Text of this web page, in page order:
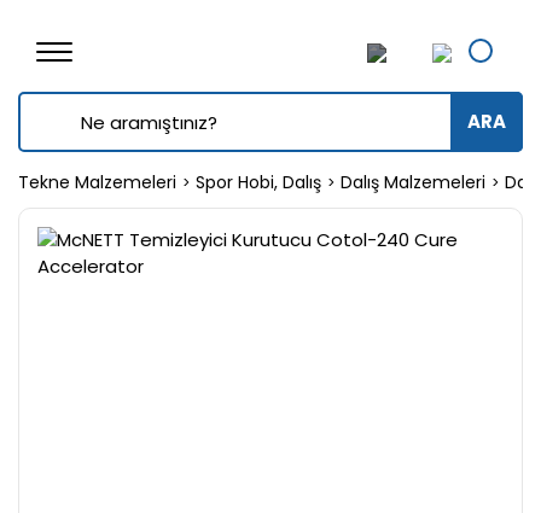
ARA
Tekne Malzemeleri Spor Hobi, Dalış Dalış Malzemeleri